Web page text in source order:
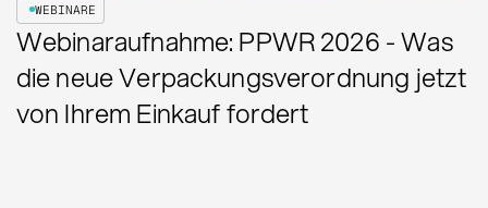
WEBINARE
Webinaraufnahme: PPWR 2026 - Was
die neue Verpackungsverordnung jetzt
von Ihrem Einkauf fordert